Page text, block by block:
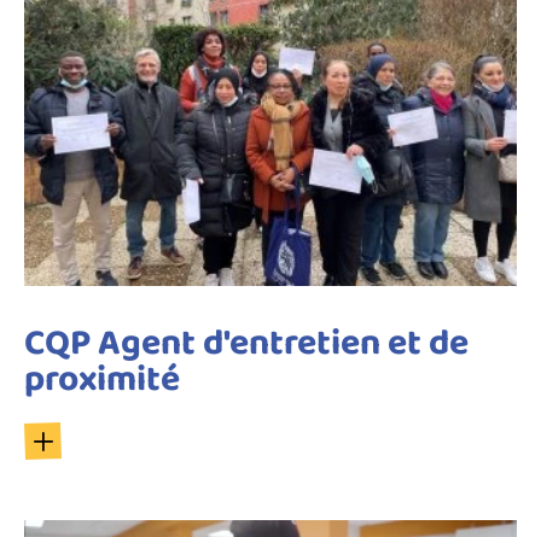
CQP Agent d'entretien et de
proximité